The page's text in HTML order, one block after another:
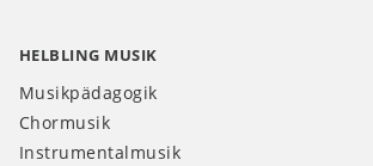
HELBLING MUSIK
Musikpädagogik
Chormusik
Instrumentalmusik